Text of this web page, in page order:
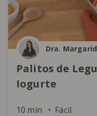
Dra.
Palitos de
Iogurte
10 min Fácil